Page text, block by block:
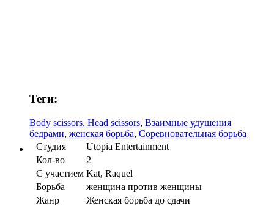
Теги:
Body scissors, Head scissors, Взаимные удушения
бедрами, женская борьба, Соревновательная борьба
Студия
Utopia Entertainment
Кол-во
2
С участием Kat, Raquel
Борьба
женщина против женщины
Жанр
Женская борьба до сдачи